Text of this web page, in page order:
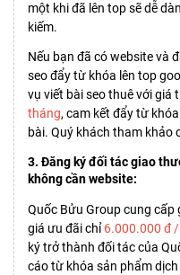
một khi đã lên top sẽ dễ
kiếm.
Nếu bạn đã có website và
seo đẩy từ khóa lên top
vụ viết bài seo thuê với giá
tháng, cam kết đẩy từ
bài. Quý khách tham khảo
3. Đăng ký đối tác giao
không cần website:
Quốc Bửu Group cung
giá ưu đãi chỉ6.000.000 đ
ký trở thành đối tác của
cáo từ khóa sản phẩm